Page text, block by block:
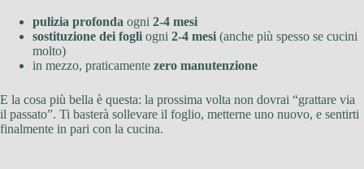
pulizia profonda ogni 2-4 mesi
sostituzione dei fogli ogni 2-4 mesi (anche più spesso se cucini
molto)
in mezzo, praticamente zero manutenzione
E la cosa più bella è questa: la prossima volta non dovrai “grattare via
il passato”. Ti basterà sollevare il foglio, metterne uno nuovo, e sentirti
finalmente in pari con la cucina.